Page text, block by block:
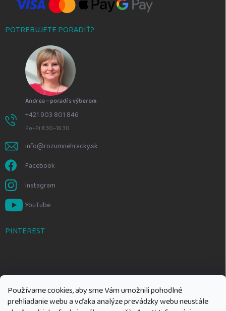
Používame cookies, aby sme Vám umožnili pohodlné
prehliadanie webu a vďaka analýze prevádzky webu neustále
POTREBUJETE PORADIŤ?
Andrea – poradí s výberom
+421 903 801 846
Po–Pi 8:30–16:30
info@rozumnehracky.sk
Facebook
Instagram
YouTube
PINTEREST